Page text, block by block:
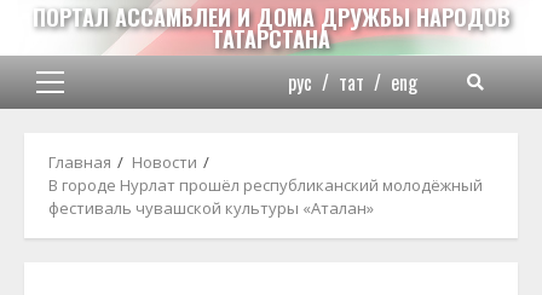
Перейти
содержимому
ПОРТАЛ АССАМБЛЕИ И ДОМА ДРУЖБЫ НАРОДОВ
ТАТАРСТАНА
Основное
рус / тат / eng
Главная
Новости
В городе Нурлат прошёл республиканский молодёжный
фестиваль чувашской культуры «Аталан»